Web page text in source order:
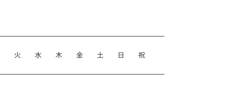
火 水 木 金 土 日 祝